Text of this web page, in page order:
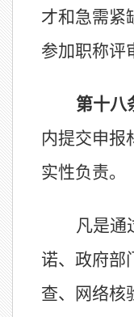
才和急需紧
参加职称评
第十八
内提交申报
实性负责。
凡是通
诺、政府部
查、网络核